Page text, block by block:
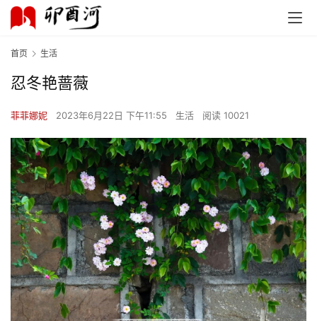
首页 生活
忍冬艳蔷薇
菲菲娜妮 2023年6月22日 下午11:55 生活 阅读 10021